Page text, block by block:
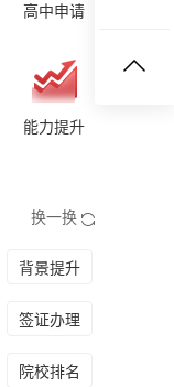
高中申请
能力提升
换一换
背景提升
签证办理
院校排名